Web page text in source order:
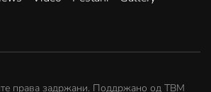
права задржани. Поддржано од ТВМ